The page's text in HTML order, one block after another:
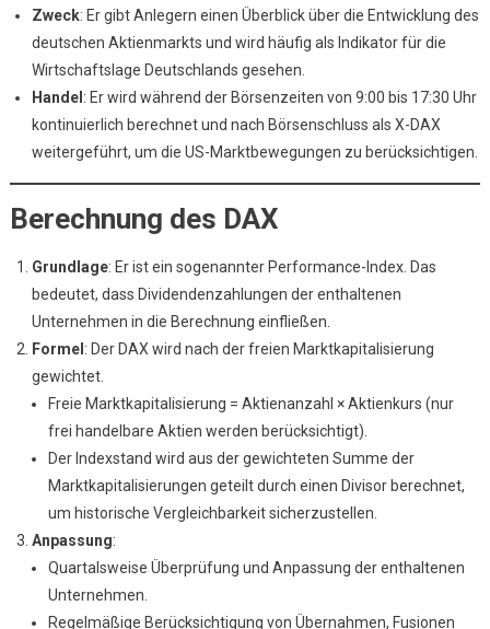
Zweck: Er gibt Anlegern einen Überblick über die Entwicklung des
deutschen Aktienmarkts und wird häufig als Indikator für die
Wirtschaftslage Deutschlands gesehen.
Handel : Er wird während der Börsenzeiten von 9:00 bis 17:30 Uhr
kontinuierlich berechnet und nach Börsenschluss als X-DAX
weitergeführt, um die US-Marktbewegungen zu berücksichtigen.
Berechnung des DAX
Grundlage: Er ist ein sogenannter Performance-Index. Das
bedeutet, dass Dividendenzahlungen der enthaltenen
Unternehmen in die Berechnung einfließen.
Formel : Der DAX wird nach der freien Marktkapitalisierung
gewichtet.
Freie Marktkapitalisierung = Aktienanzahl × Aktienkurs (nur
frei handelbare Aktien werden berücksichtigt).
Der Indexstand wird aus der gewichteten Summe der
Marktkapitalisierungen geteilt durch einen Divisor berechnet,
um historische Vergleichbarkeit sicherzustellen.
Anpassung:
Quartalsweise Überprüfung und Anpassung der enthaltenen
Unternehmen.
Regelmäßige Berücksichtigung von Übernahmen, Fusionen